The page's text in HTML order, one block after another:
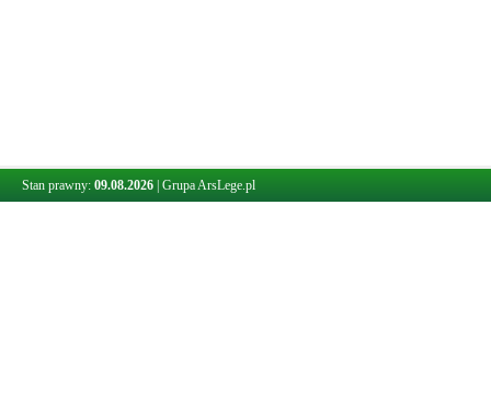
Stan prawny: 09.08.2026 Grupa ArsLege.pl